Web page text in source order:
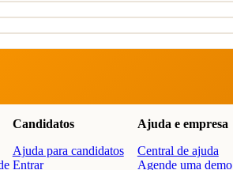
Candidatos
Ajuda para candidatos
Entrar
Ajuda e empresa
Central de ajuda
Agende uma demo